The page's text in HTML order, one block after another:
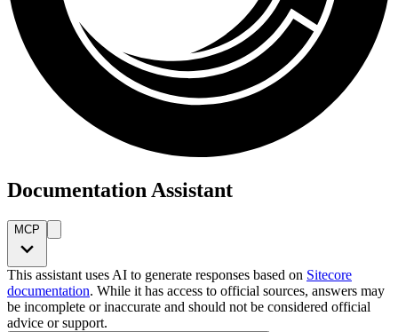
Documentation Assistant
MCP
This assistant uses AI to generate responses based on Sitecore
documentation. While it has access to official sources, answers may
be incomplete or inaccurate and should not be considered official
advice or support.